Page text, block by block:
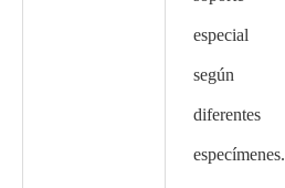
especial
según
diferentes
especímenes.